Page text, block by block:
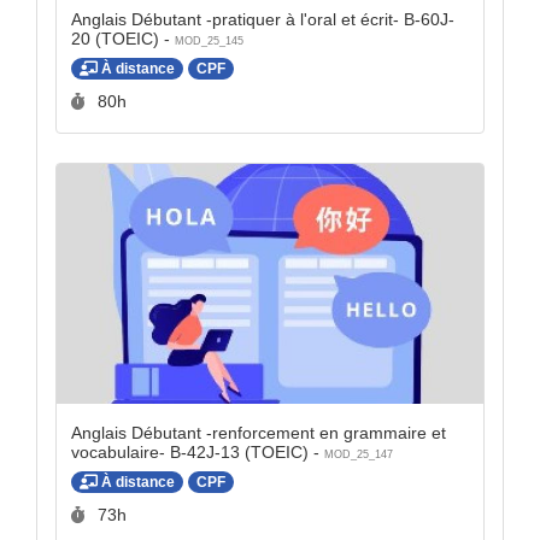
Anglais Débutant -pratiquer à l'oral et écrit- B-60J-
20 (TOEIC) - MOD_25_145
À distance CPF
Durée :
80h
Anglais Débutant -renforcement en grammaire et
vocabulaire- B-42J-13 (TOEIC) - MOD_25_147
À distance CPF
Durée :
73h